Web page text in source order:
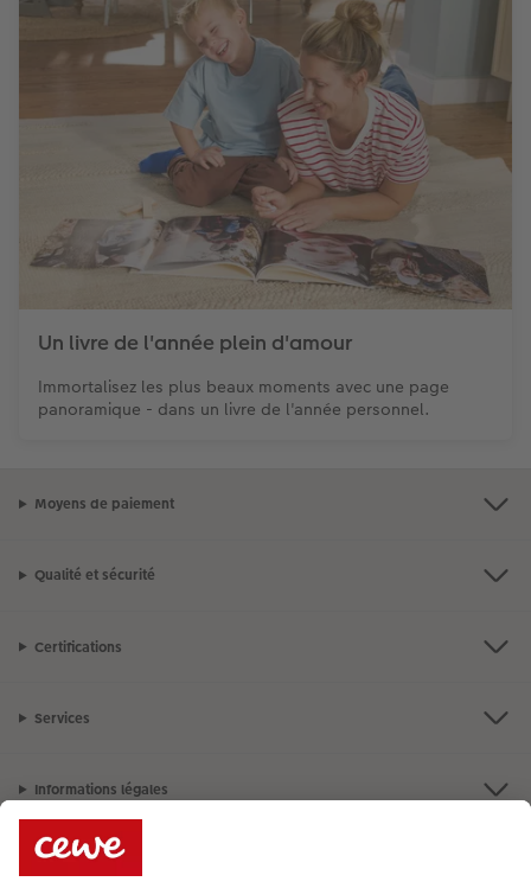
Un livre de l'année plein d'amour
Immortalisez les plus beaux moments avec une page
panoramique - dans un livre de l'année personnel.
Moyens de paiement
Qualité et sécurité
Certifications
Services
Informations légales
Assortiment